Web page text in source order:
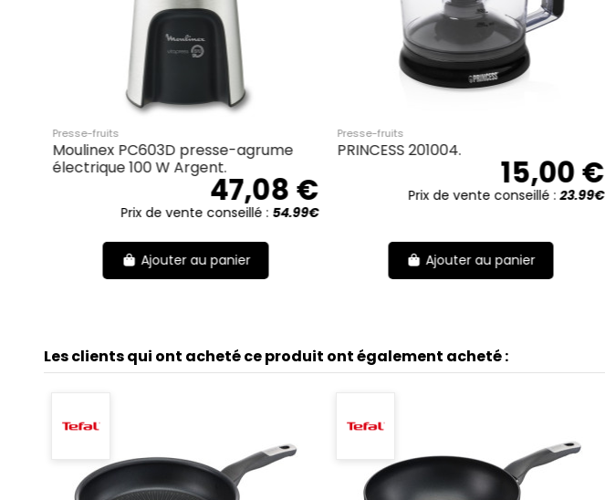
Presse-fruits
Philips Avance Collection HR2752/90
Presse-agrumes silencieux - Noir.
58,68 €
Prix de vente conseillé :74.99€
Ajouter au panier
Presse-fruits
MOULINEX PC2M08E0.
29,08 €
Prix de vente conseillé : 34.99€
Ajouter au panier
Les clients qui ont acheté ce produit ont également acheté :